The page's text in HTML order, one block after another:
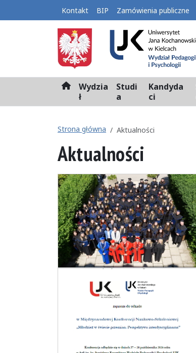
Kontakt BIP Zamówienia publiczne
H
m
Wydzia
ł
Studi
a
Kandyda
ci
Strona główna Aktualności
Aktualności